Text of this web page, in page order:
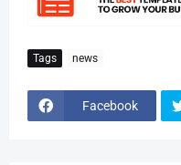
Tags news
Facebook